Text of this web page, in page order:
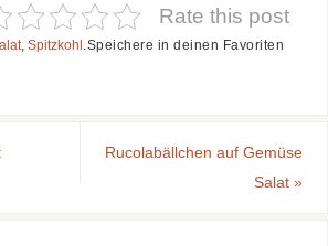
Rate this post
, Spitzkohl .Speichere in deinen Favoriten
Rucolabällchen auf Gemüse
Salat»